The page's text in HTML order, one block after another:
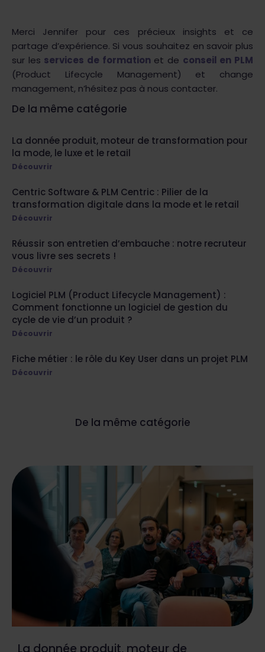
Merci Jennifer pour ces précieux insights et ce
partage d’expérience. Si vous souhaitez en savoir plus
sur les services de formationet de conseil en PLM
(Product Lifecycle Management) et change
management, n’hésitez pas à nous contacter.
De la même catégorie
La donnée produit, moteur de transformation pour
la mode, le luxe et le retail
Découvrir
Centric Software & PLM Centric : Pilier de la
transformation digitale dans la mode et le retail
Découvrir
Réussir son entretien d’embauche : notre recruteur
vous livre ses secrets !
Découvrir
Logiciel PLM (Product Lifecycle Management) :
Comment fonctionne un logiciel de gestion du
cycle de vie d’un produit ?
Découvrir
Fiche métier : le rôle du Key User dans un projet PLM
Découvrir
De la même catégorie